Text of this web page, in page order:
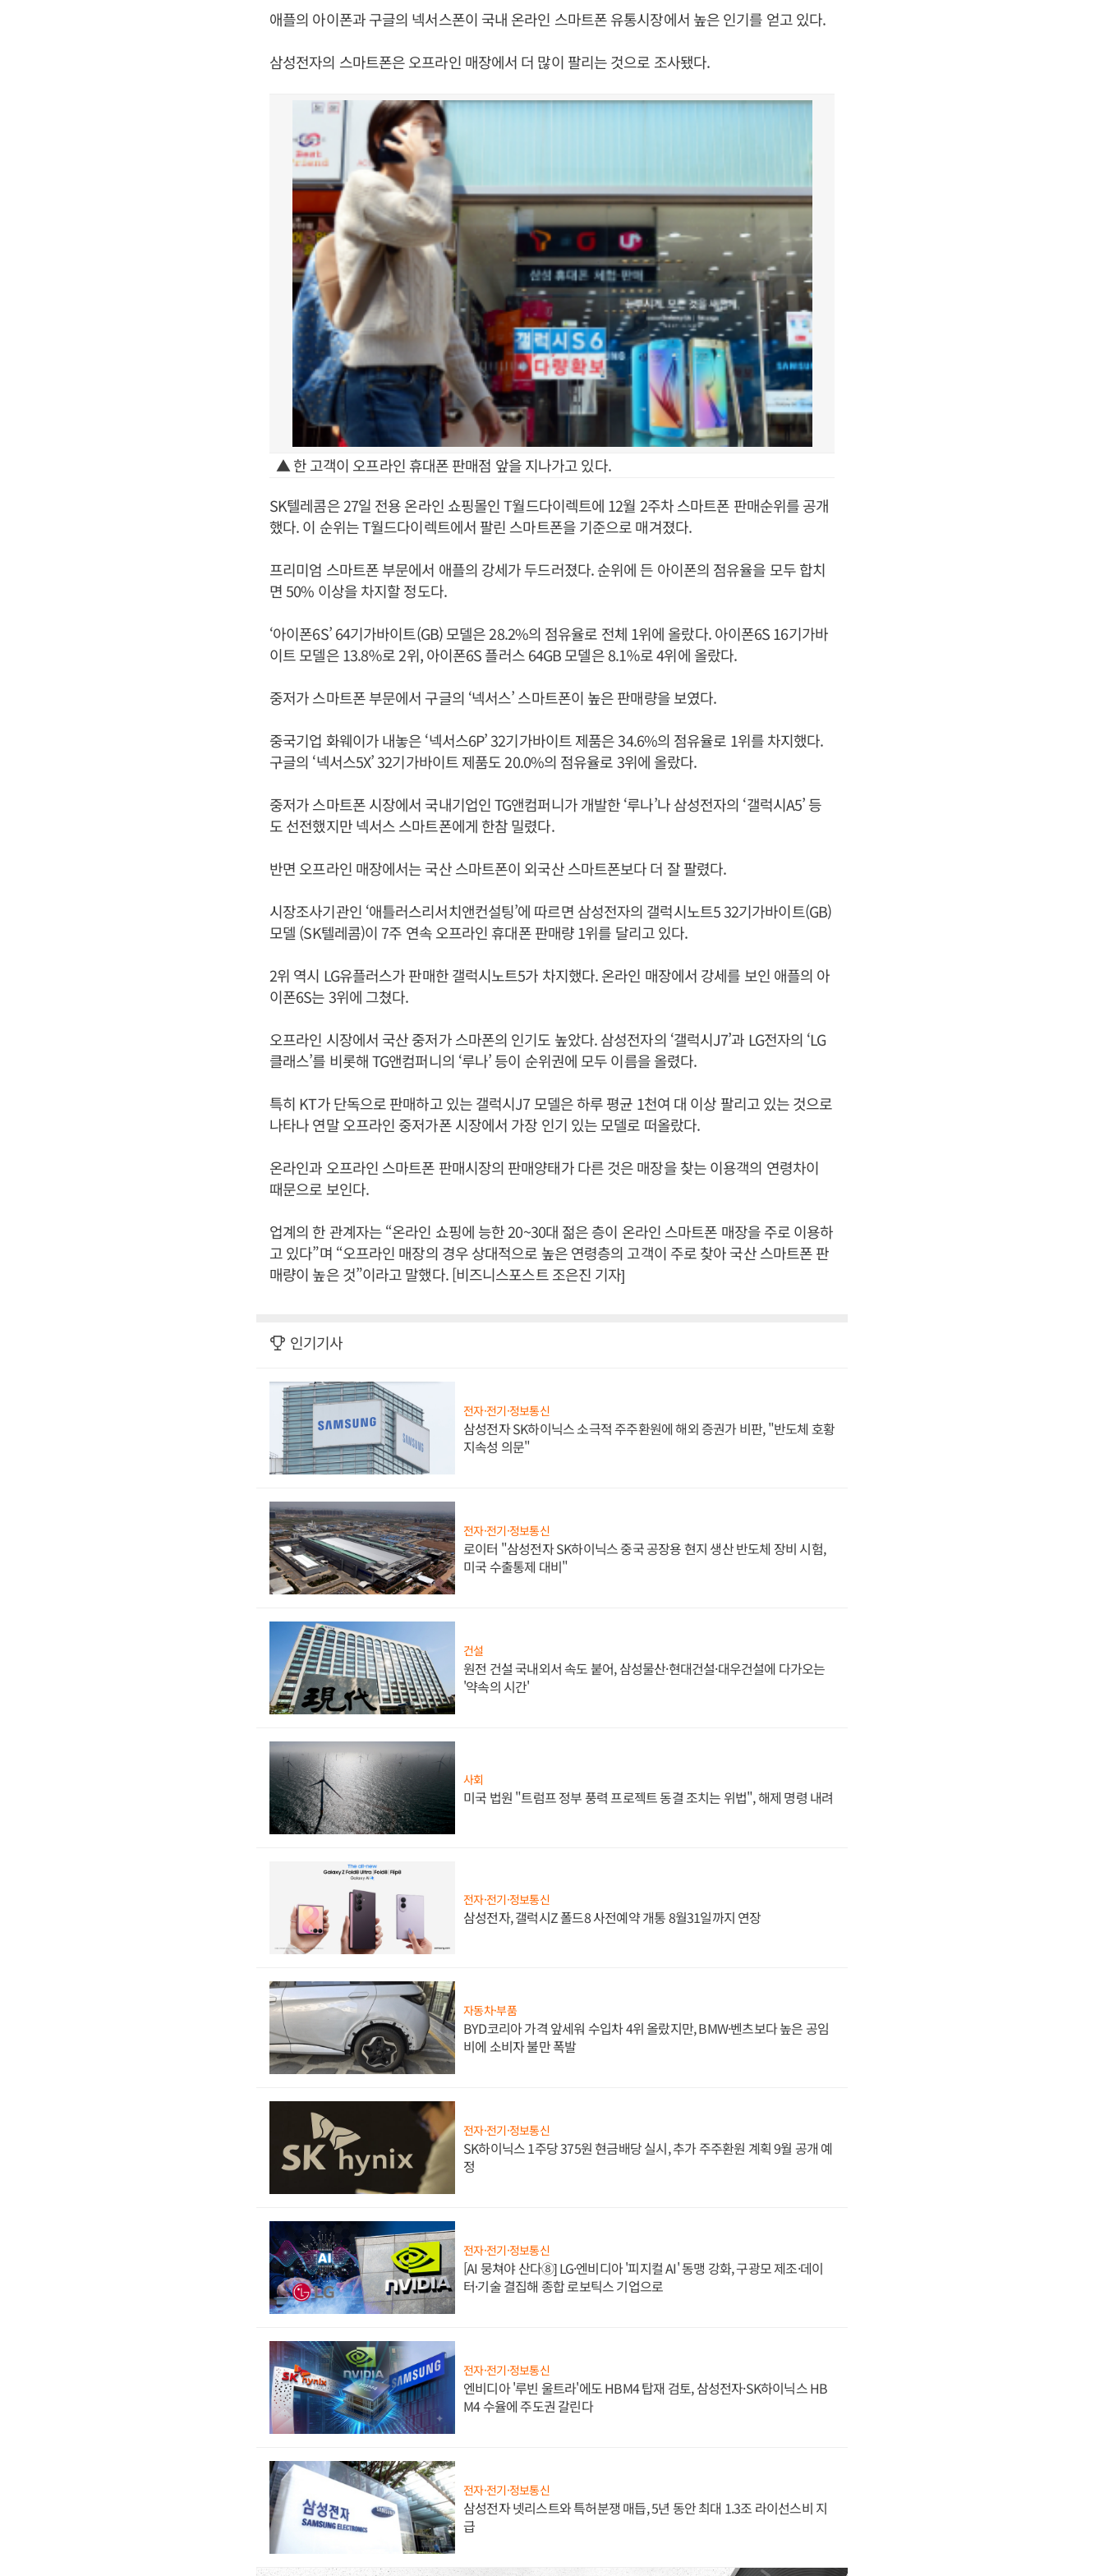
애플의 아이폰과 구글의 넥서스폰이 국내 온라인 스마트폰 유통시장에서 높은 인기를 얻고 있다.
삼성전자의 스마트폰은 오프라인 매장에서 더 많이 팔리는 것으로 조사됐다.
▲ 한 고객이 오프라인 휴대폰 판매점 앞을 지나가고 있다.
SK텔레콤은 27일 전용 온라인 쇼핑몰인 T월드다이렉트에 12월 2주차 스마트폰 판매순위를 공개
했다. 이 순위는 T월드다이렉트에서 팔린 스마트폰을 기준으로 매겨졌다.
프리미엄 스마트폰 부문에서 애플의 강세가 두드러졌다. 순위에 든 아이폰의 점유율을 모두 합치
면 50% 이상을 차지할 정도다.
‘아이폰6S’ 64기가바이트(GB) 모델은 28.2%의 점유율로 전체 1위에 올랐다. 아이폰6S 16기가바
이트 모델은 13.8％로 2위, 아이폰6S 플러스 64GB 모델은 8.1％로 4위에 올랐다.
중저가 스마트폰 부문에서 구글의 ‘넥서스’ 스마트폰이 높은 판매량을 보였다.
중국기업 화웨이가 내놓은 ‘넥서스6P’ 32기가바이트 제품은 34.6%의 점유율로 1위를 차지했다.
구글의 ‘넥서스5X’ 32기가바이트 제품도 20.0%의 점유율로 3위에 올랐다.
중저가 스마트폰 시장에서 국내기업인 TG앤컴퍼니가 개발한 ‘루나’나 삼성전자의 ‘갤럭시A5’ 등
도 선전했지만 넥서스 스마트폰에게 한참 밀렸다.
반면 오프라인 매장에서는 국산 스마트폰이 외국산 스마트폰보다 더 잘 팔렸다.
시장조사기관인 ‘애틀러스리서치앤컨설팅’에 따르면 삼성전자의 갤럭시노트5 32기가바이트(GB)
모델 (SK텔레콤)이 7주 연속 오프라인 휴대폰 판매량 1위를 달리고 있다.
2위 역시 LG유플러스가 판매한 갤럭시노트5가 차지했다. 온라인 매장에서 강세를 보인 애플의 아
이폰6S는 3위에 그쳤다.
오프라인 시장에서 국산 중저가 스마폰의 인기도 높았다. 삼성전자의 ‘갤럭시J7’과 LG전자의 ‘LG
클래스’를 비롯해 TG앤컴퍼니의 ‘루나’ 등이 순위권에 모두 이름을 올렸다.
특히 KT가 단독으로 판매하고 있는 갤럭시J7 모델은 하루 평균 1천여 대 이상 팔리고 있는 것으로
나타나 연말 오프라인 중저가폰 시장에서 가장 인기 있는 모델로 떠올랐다.
온라인과 오프라인 스마트폰 판매시장의 판매양태가 다른 것은 매장을 찾는 이용객의 연령차이
때문으로 보인다.
업계의 한 관계자는 “온라인 쇼핑에 능한 20~30대 젊은 층이 온라인 스마트폰 매장을 주로 이용하
고 있다”며 “오프라인 매장의 경우 상대적으로 높은 연령층의 고객이 주로 찾아 국산 스마트폰 판
매량이 높은 것”이라고 말했다. [비즈니스포스트 조은진 기자]
인기기사
전자·전기·정보통신
삼성전자 SK하이닉스 소극적 주주환원에 해외 증권가 비판, "반도체 호황
지속성 의문"
전자·전기·정보통신
로이터 "삼성전자 SK하이닉스 중국 공장용 현지 생산 반도체 장비 시험,
미국 수출통제 대비"
건설
원전 건설 국내외서 속도 붙어, 삼성물산·현대건설·대우건설에 다가오는
'약속의 시간'
사회
미국 법원 "트럼프 정부 풍력 프로젝트 동결 조치는 위법", 해제 명령 내려
전자·전기·정보통신
삼성전자, 갤럭시Z 폴드8 사전예약 개통 8월31일까지 연장
자동차·부품
BYD코리아 가격 앞세워 수입차 4위 올랐지만, BMW·벤츠보다 높은 공임
비에 소비자 불만 폭발
전자·전기·정보통신
SK하이닉스 1주당 375원 현금배당 실시, 추가 주주환원 계획 9월 공개 예
정
전자·전기·정보통신
[AI 뭉쳐야 산다⑧] LG·엔비디아 '피지컬 AI' 동맹 강화, 구광모 제조·데이
터·기술 결집해 종합 로보틱스 기업으로
전자·전기·정보통신
엔비디아 '루빈 울트라'에도 HBM4 탑재 검토, 삼성전자·SK하이닉스 HB
M4 수율에 주도권 갈린다
전자·전기·정보통신
삼성전자 넷리스트와 특허분쟁 매듭, 5년 동안 최대 1.3조 라이선스비 지
급